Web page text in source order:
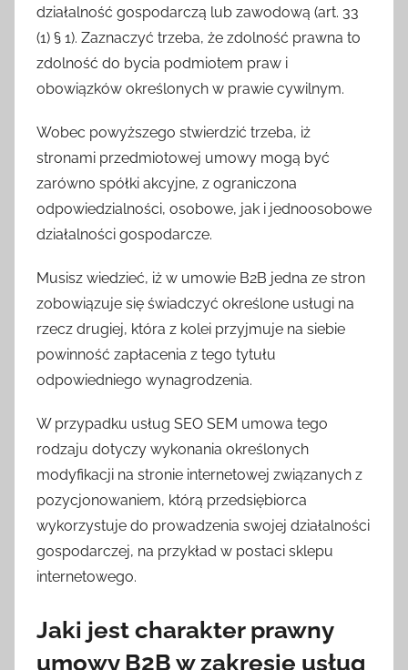
działalność gospodarczą lub zawodową (art. 33
(1) § 1). Zaznaczyć trzeba, że zdolność prawna to
zdolność do bycia podmiotem praw i
obowiązków określonych w prawie cywilnym.
Wobec powyższego stwierdzić trzeba, iż
stronami przedmiotowej umowy mogą być
zarówno spółki akcyjne, z ograniczona
odpowiedzialności, osobowe, jak i jednoosobowe
działalności gospodarcze.
Musisz wiedzieć, iż w umowie B2B jedna ze stron
zobowiązuje się świadczyć określone usługi na
rzecz drugiej, która z kolei przyjmuje na siebie
powinność zapłacenia z tego tytułu
odpowiedniego wynagrodzenia.
W przypadku usług SEO SEM umowa tego
rodzaju dotyczy wykonania określonych
modyfikacji na stronie internetowej związanych z
pozycjonowaniem, którą przedsiębiorca
wykorzystuje do prowadzenia swojej działalności
gospodarczej, na przykład w postaci sklepu
internetowego.
Jaki jest charakter prawny
umowy B2B w zakresie usług